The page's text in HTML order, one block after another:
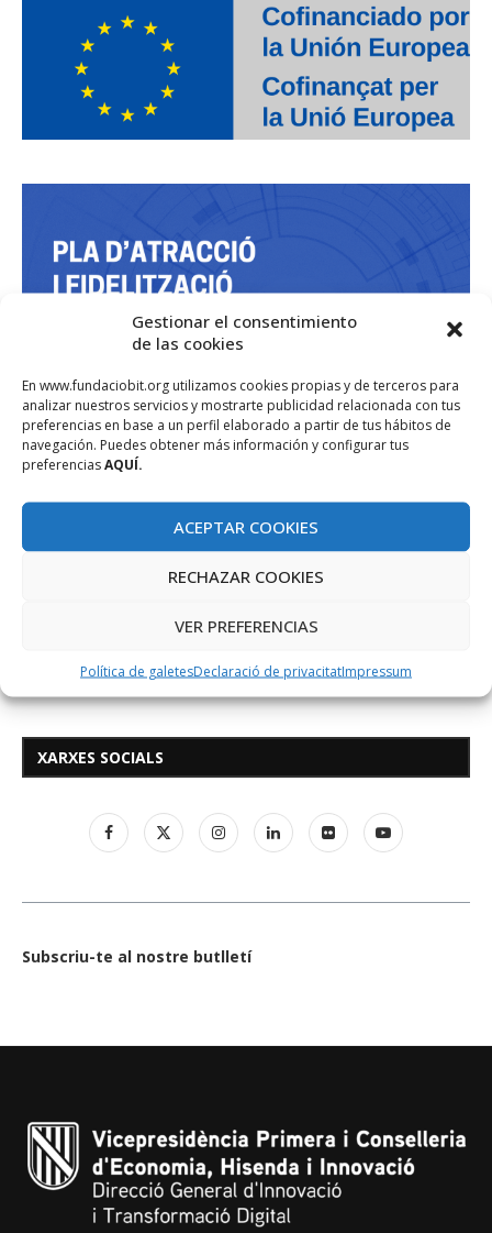
Gestionar el consentimiento
de las cookies
En www.fundaciobit.org utilizamos cookies propias y de terceros para
analizar nuestros servicios y mostrarte publicidad relacionada con tus
preferencias en base a un perfil elaborado a partir de tus hábitos de
navegación. Puedes obtener más información y configurar tus
preferenciasAQUÍ.
ACEPTAR COOKIES
RECHAZAR COOKIES
VER PREFERENCIAS
Política de galetesDeclaració de privacitatImpressum
XARXES SOCIALS
Subscriu-te al nostre butlletí